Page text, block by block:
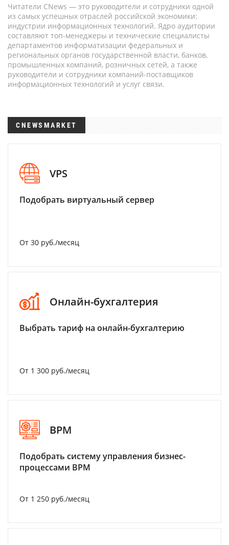
Читатели CNews — это руководители и сотрудники одной
из самых успешных отраслей российской экономики:
индустрии информационных технологий. Ядро аудитории
составляют топ-менеджеры и технические специалисты
департаментов информатизации федеральных и
региональных органов государственной власти, банков,
промышленных компаний, розничных сетей, а также
руководители и сотрудники компаний-поставщиков
информационных технологий и услуг связи.
CNEWSMARKET
VPS
Подобрать виртуальный сервер
От 30 руб./месяц
Онлайн-бухгалтерия
Выбрать тариф на онлайн-бухгалтерию
От 1 300 руб./месяц
BPM
Подобрать систему управления бизнес-
процессами BPM
От 1 250 руб./месяц